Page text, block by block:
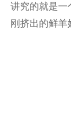
讲究的就是一
刚挤出的鲜羊